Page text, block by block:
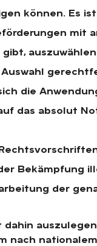
können. Es
mit
Auswahl
die
das absolut
Bekämpfung
der
dahin
nach